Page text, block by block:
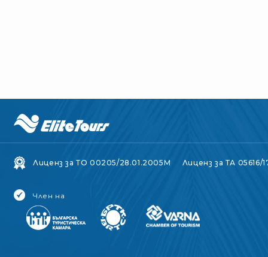
Лиценз за ТО 00205/28.01.2005M Лиценз за ТА 05616/
Член на